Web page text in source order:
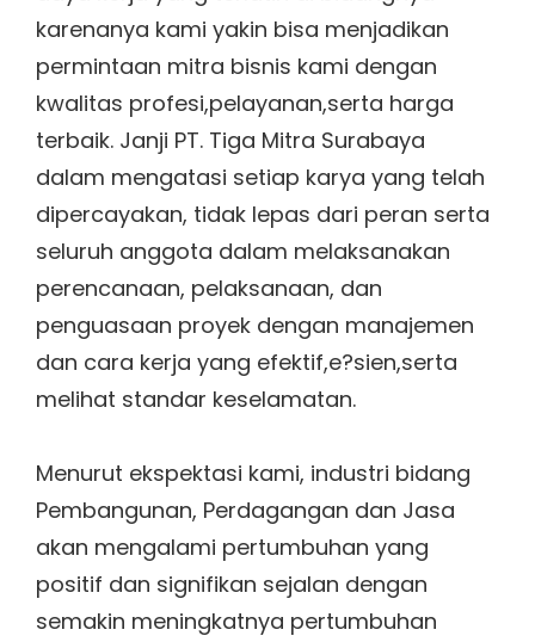
karenanya kami yakin bisa menjadikan
permintaan mitra bisnis kami dengan
kwalitas profesi,pelayanan,serta harga
terbaik. Janji PT. Tiga Mitra Surabaya
dalam mengatasi setiap karya yang telah
dipercayakan, tidak lepas dari peran serta
seluruh anggota dalam melaksanakan
perencanaan, pelaksanaan, dan
penguasaan proyek dengan manajemen
dan cara kerja yang efektif,e?sien,serta
melihat standar keselamatan.
Menurut ekspektasi kami, industri bidang
Pembangunan, Perdagangan dan Jasa
akan mengalami pertumbuhan yang
positif dan signifikan sejalan dengan
semakin meningkatnya pertumbuhan